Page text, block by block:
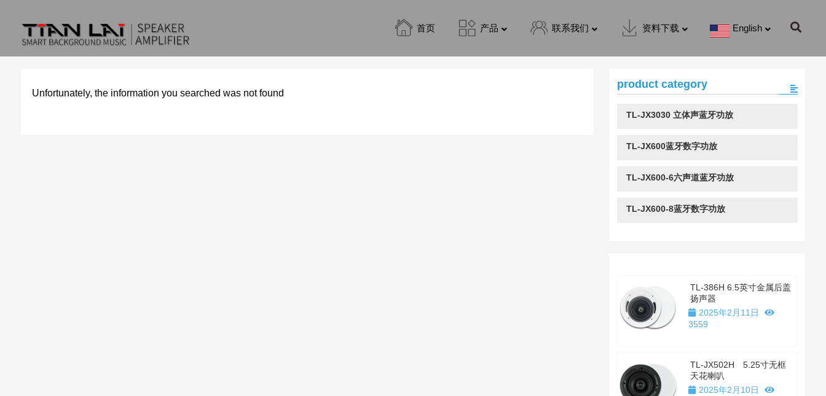
首页 产品 联系我们 资料下载 English
Unfortunately, the information you searched was not found
product category
TL-JX3030 立体声蓝牙功放
TL-JX600蓝牙数字功放
TL-JX600-6六声道蓝牙功放
TL-JX600-8蓝牙数字功放
TL-386H 6.5英寸金属后盖
扬声器
2025年2月11日
3559
TL-JX502H 5.25寸无框
天花喇叭
2025年2月10日